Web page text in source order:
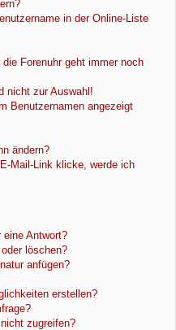
in der Online-Liste
Forenuhr geht immer noch
nicht zur Auswahl!
Benutzernamen angezeigt
ändern?
Mail-Link klicke, werde ich
Antwort?
löschen?
anfügen?
erstellen?
zugreifen?